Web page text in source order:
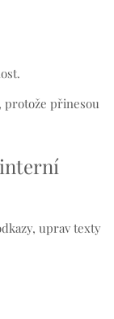
protože přinesou
uprav texty